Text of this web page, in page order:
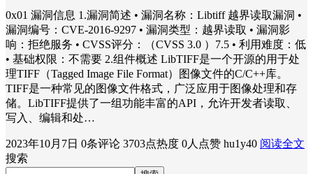
0x01 漏洞信息 1.漏洞简述 • 漏洞名称：Libtiff 越界读取漏洞 •
漏洞编号：CVE-2016-9297 • 漏洞类型：越界读取 • 漏洞影
响：拒绝服务 • CVSS评分：（CVSS 3.0 ）7.5 • 利用难度：低
• 基础权限：不需要 2.组件概述 LibTIFF是一个开源的用于处
理TIFF（Tagged Image File Format）图像文件的C/C++库。
TIFF是一种常见的图像文件格式，广泛应用于图像处理和存
储。LibTIFF提供了一组功能丰富的API，允许开发者读取、
写入、编辑和处…
2023年10月7日 0条评论 3703点热度 0人点赞 hu1y40 阅读全文
搜索